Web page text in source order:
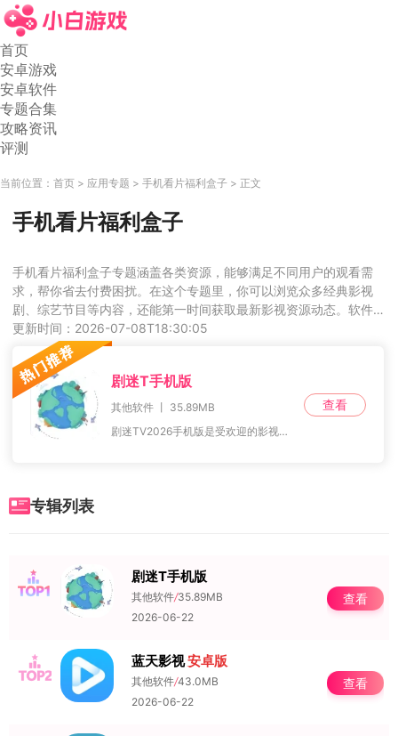
首页
安卓游戏
安卓软件
专题合集
攻略资讯
评测
当前位置： 首页 应用专题 手机看片福利盒子 正文
手机看片福利盒子
手机看片福利盒子专题涵盖各类资源，能够满足不同用户的观看需
求，帮你省去付费困扰。在这个专题里，你可以浏览众多经典影视
剧、综艺节目等内容，还能第一时间获取最新影视资源动态。软件
自带搜索功能，通过分类查找即可轻松定位想看的节目。该专题致
力于为用户提供高清流畅的观看体验，有需要的小伙伴不妨前来下
载。
更新时间：2026-07-08T18:30:05
剧迷T手机版
其他软件 丨 35.89MB
剧迷TV2026手机版是受欢迎的影视播放软件，全网热门影视齐全且分类详细。每日实时更新，高清画质。有收藏、智能推荐等功能，支持离线与智能搜索，多种清晰度可选，，
查看
专辑列表
NO.1 剧迷T手机版
其他软件/35.89MB
2026-06-22
查看
NO.2 蓝天影视安卓版
其他软件/43.0MB
2026-06-22
查看